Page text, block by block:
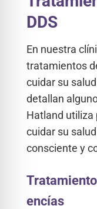
DDS
En nuestra
tratamientos
cuidar su
detallan
Hatland utiliza
cuidar su
consciente y
encías